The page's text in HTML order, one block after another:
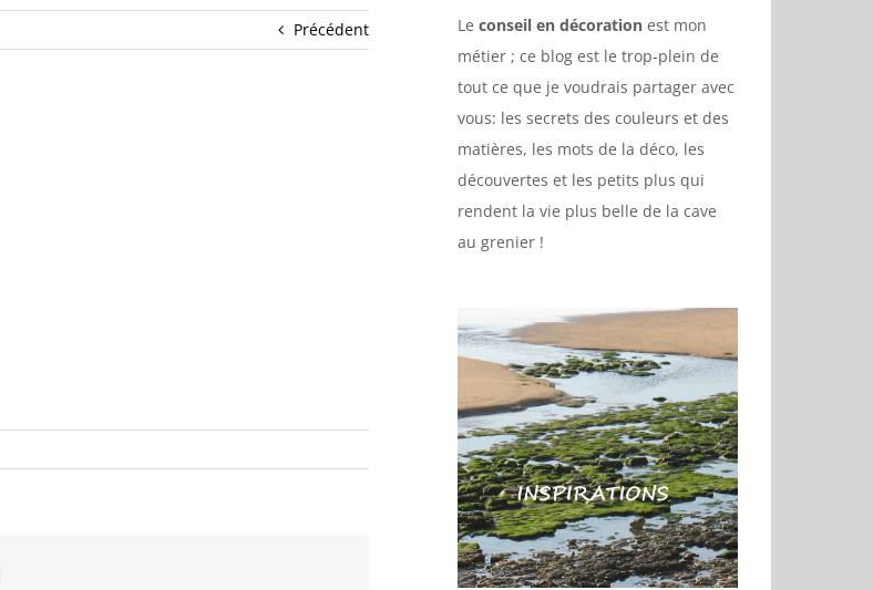
Précédent Le conseil en décoration est mon
métier ; ce blog est le trop-plein de
tout ce que je voudrais partager avec
vous: les secrets des couleurs et des
matières, les mots de la déco, les
découvertes et les petits plus qui
rendent la vie plus belle de la cave
au grenier !